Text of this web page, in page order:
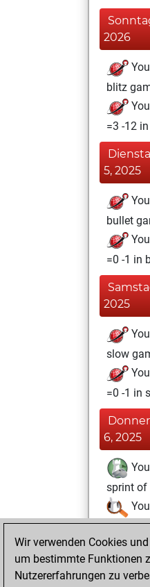
2026
blitz
=3 -12
5, 2025
bullet
=0 -1 in
2025
slow
=0 -1 in
6, 2025
sprint of
You
solved 3
studies
rating
Wir verwenden Cookies
um bestimmte Funktionen
Nutzererfahrungen zu